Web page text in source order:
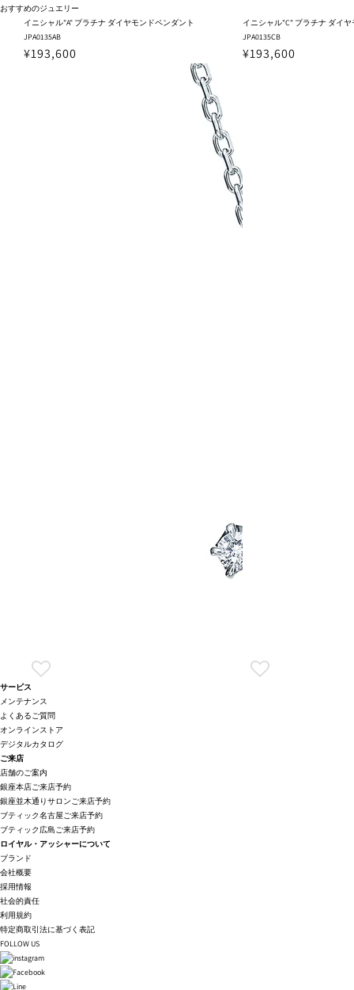
おすすめのジュエリー
イニシャル"A" プラチナ ダイヤモンドペンダント
JPA0135AB
¥193,600
イニシャル"C" プラチナ ダイ
JPA0135CB
¥193,600
サービス
メンテナンス
よくあるご質問
オンラインストア
デジタルカタログ
ご来店
店舗のご案内
銀座本店ご来店予約
銀座並木通りサロンご来店予約
ブティック名古屋ご来店予約
ブティック広島ご来店予約
ロイヤル・アッシャーについて
ブランド
会社概要
採用情報
社会的責任
利用規約
特定商取引法に基づく表記
FOLLOW US